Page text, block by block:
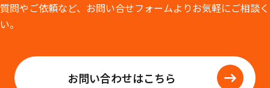
ジ
送
問やご依頼など、お問い合せフォームよりお気軽にご相談
。
お問い合わせはこちら